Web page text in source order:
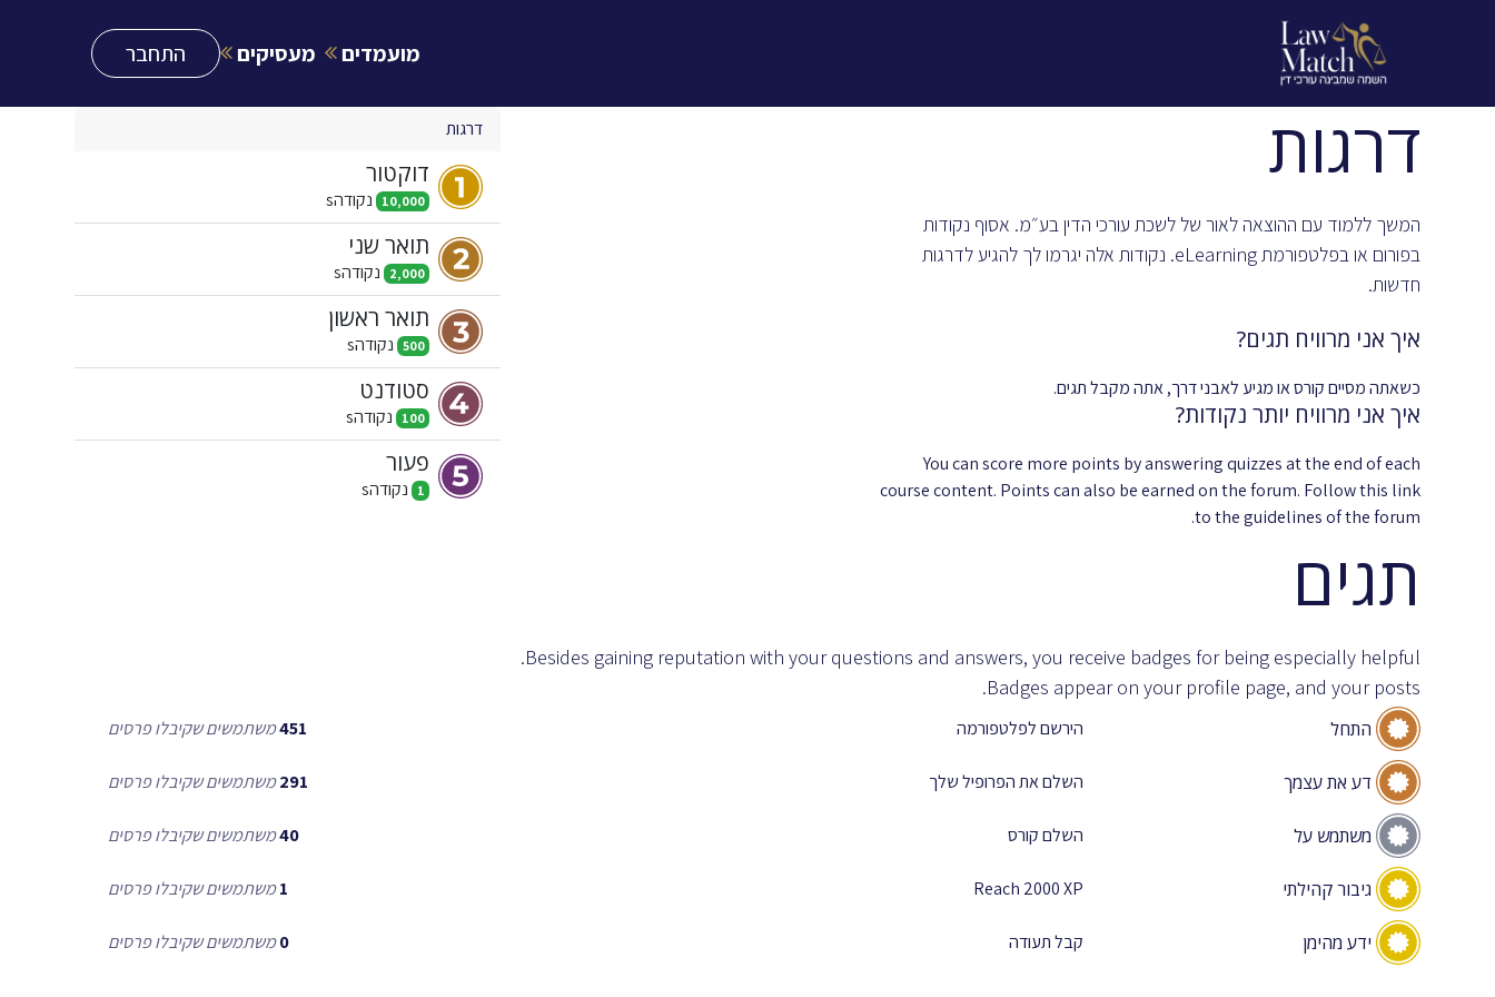
יצירת קשר
מועמדים מעסיקים התחבר
דרגות
המשך ללמוד עם ההוצאה לאור של לשכת עורכי הדין בע״מ. אסוף נקודות
בפורום או בפלטפורמת eLearning. נקודות אלה יגרמו לך להגיע לדרגות
חדשות.
איך אני מרוויח תגים?
כשאתה מסיים קורס או מגיע לאבני דרך, אתה מקבל תגים.
איך אני מרוויח יותר נקודות?
You can score more points by answering quizzes at the end of each
course content. Points can also be earned on the forum. Follow this link
to the guidelines of the forum.
דרגות
דוקטור
10,000 נקודהs
תואר שני
2,000 נקודהs
תואר ראשון
500 נקודהs
סטודנט
100 נקודהs
פעור
1 נקודהs
תגים
Besides gaining reputation with your questions and answers, you receive badges for being especially helpful.
Badges appear on your profile page, and your posts.
התחל הירשם לפלטפורמה 451משתמשים שקיבלו פרסים
דע את עצמך השלם את הפרופיל שלך 291משתמשים שקיבלו פרסים
משתמש על השלם קורס 40משתמשים שקיבלו פרסים
גיבור קהילתי Reach 2000 XP
1משתמשים שקיבלו פרסים
ידע מהימן קבל תעודה 0משתמשים שקיבלו פרסים